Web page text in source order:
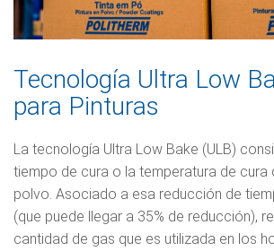
Tecnología Ultra Low
para Pinturas
La tecnología Ultra Low Bake (ULB)
tiempo de cura o la temperatura de cura
polvo. Asociado a esa reducción de
(que puede llegar a 35% de reducción),
cantidad de gas que es utilizada en los